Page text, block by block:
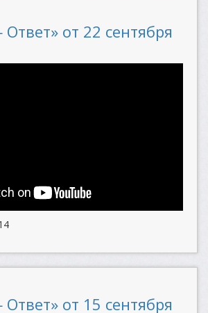
от 22 сентября
от 15 сентября